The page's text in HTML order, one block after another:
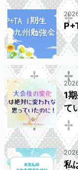
1
て
私